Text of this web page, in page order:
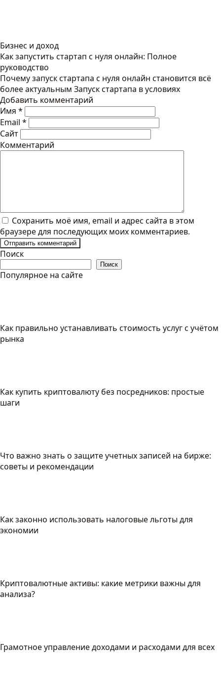
Бизнес и доход
Как запустить стартап с нуля онлайн: Полное
руководство
Почему запуск стартапа с нуля онлайн становится всё
более актуальным Запуск стартапа в условиях
Добавить комментарий
Имя *
Email *
Сайт
Комментарий
Сохранить моё имя, email и адрес сайта в этом
браузере для последующих моих комментариев.
Поиск
Поиск
Популярное на сайте
Как правильно устанавливать стоимость услуг с учётом
рынка
Как купить криптовалюту без посредников: простые
шаги
Что важно знать о защите учетных записей на бирже:
советы и рекомендации
Как законно использовать налоговые льготы для
экономии
Криптовалютные активы: какие метрики важны для
анализа?
Грамотное управление доходами и расходами для всех